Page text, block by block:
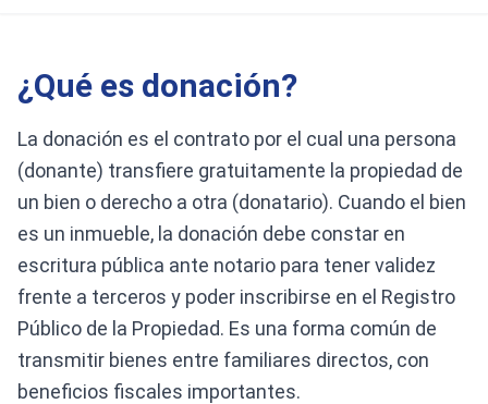
¿Qué es donación?
La donación es el contrato por el cual una persona
(donante) transfiere gratuitamente la propiedad de
un bien o derecho a otra (donatario). Cuando el bien
es un inmueble, la donación debe constar en
escritura pública ante notario para tener validez
frente a terceros y poder inscribirse en el Registro
Público de la Propiedad. Es una forma común de
transmitir bienes entre familiares directos, con
beneficios fiscales importantes.